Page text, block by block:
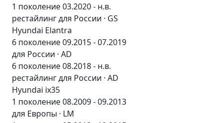
1 поколение 03.2020 - н.в.
рестайлинг для России · GS
Hyundai Elantra
6 поколение 09.2015 - 07.2019
для России · AD
6 поколение 08.2018 - н.в.
рестайлинг для России · AD
Hyundai ix35
1 поколение 08.2009 - 09.2013
для Европы · LM